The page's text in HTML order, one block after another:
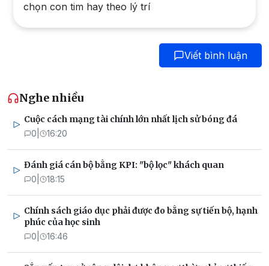
chọn con tim hay theo lý trí
Viết bình luận
Nghe nhiều
Cuộc cách mạng tài chính lớn nhất lịch sử bóng đá
0 16:20
Đánh giá cán bộ bằng KPI: "bộ lọc" khách quan
0 18:15
Chính sách giáo dục phải được đo bằng sự tiến bộ, hạnh
phúc của học sinh
0 16:46